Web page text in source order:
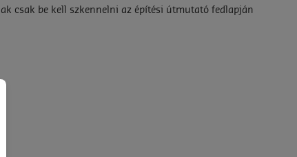
csak be kell szkennelni az építési útmutató fedlapján